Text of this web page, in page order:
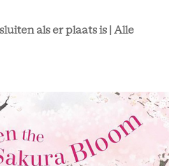
als er plaats is | Alle